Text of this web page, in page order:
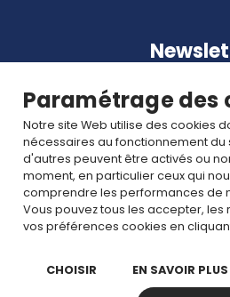
Abonnez-vous à nos dernières
Paramétrage des
Notre site Web utilise des cookies
nécessaires au fonctionnement du
d'autres peuvent être activés ou
moment, en particulier ceux qui
comprendre les performances de
Vous pouvez tous les accepter,
vos préférences cookies en cliquant
CHOISIR EN SAVOIR PLUS